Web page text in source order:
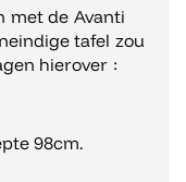
met de Avanti
tafel zou
hierover :
98cm.